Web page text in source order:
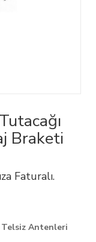
Braketi
Faturalı.
Telsiz Antenleri